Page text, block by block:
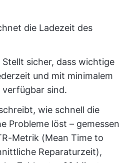
die Ladezeit des
Stellt sicher, dass wichtige
und mit minimalem
sind.
wie schnell die
Probleme löst – gemessen
Metrik (Mean Time to
Reparaturzeit),